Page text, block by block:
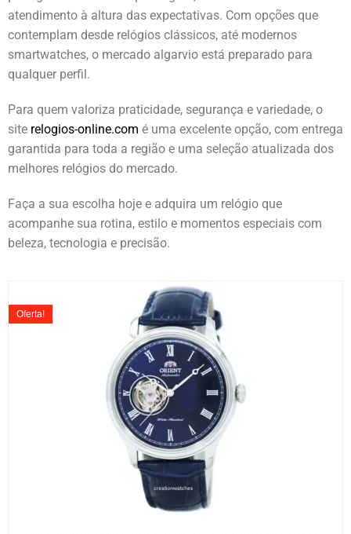
atendimento à altura das expectativas. Com opções que
contemplam desde relógios clássicos, até modernos
smartwatches, o mercado algarvio está preparado para
qualquer perfil.
Para quem valoriza praticidade, segurança e variedade, o
site relogios-online.com é uma excelente opção, com entrega
garantida para toda a região e uma seleção atualizada dos
melhores relógios do mercado.
Faça a sua escolha hoje e adquira um relógio que
acompanhe sua rotina, estilo e momentos especiais com
beleza, tecnologia e precisão.
Oferta!